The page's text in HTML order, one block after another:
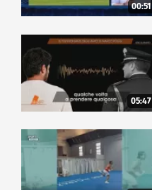
00:51
05:47